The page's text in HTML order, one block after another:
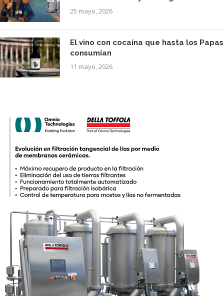
25 mayo, 2026
El vino con cocaína que hasta los Papas
consumían
11 mayo, 2026